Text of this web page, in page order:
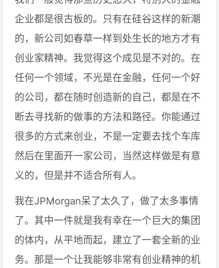
企业都是很古板的。只有在硅谷这样的新潮
的，新公司如春草一样到处生长的地方才有
创业家精神。我觉得这个成见是不对的。在
任何一个领域，不光是在金融，任何一个好
的公司，都在随时创造新的自己，都是在不
断去寻找新的做事的方法和路径。你能通过
很多的方式来创业，不是一定要去找个车库
然后在里面开一家公司，当然这样做是有意
义的，但是并不适合所有人。
我在JPMorgan呆了太久了，做了太多事情
了。其中一件就是我有幸在一个巨大的集团
的体内，从平地而起，建立了一套全新的业
务。那是一个让我能够非常有创业精神的机